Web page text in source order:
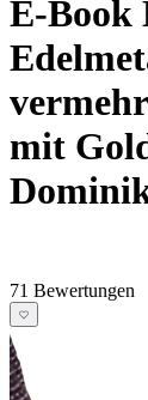
E-Book
mit
71 Bewertungen